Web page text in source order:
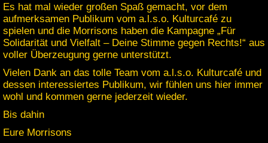
Es hat mal wieder großen Spaß gemacht, vor dem
aufmerksamen Publikum vom a.l.s.o. Kulturcafé zu
spielen und die Morrisons haben die Kampagne „Für
Solidarität und Vielfalt – Deine Stimme gegen Rechts!“ aus
voller Überzeugung gerne unterstützt.
Vielen Dank an das tolle Team vom a.l.s.o. Kulturcafé und
dessen interessiertes Publikum, wir fühlen uns hier immer
wohl und kommen gerne jederzeit wieder.
Bis dahin
Eure Morrisons